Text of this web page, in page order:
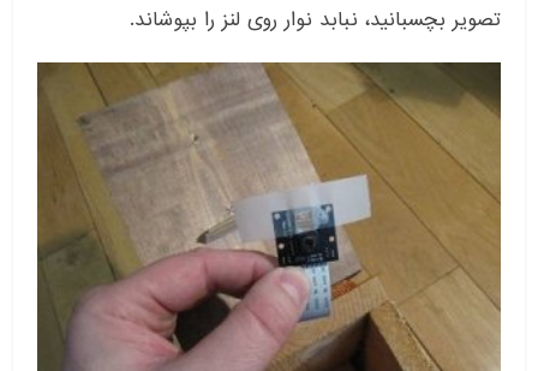
تصویر بچسبانید، نبابد نوار روی لنز را بپوشاند.